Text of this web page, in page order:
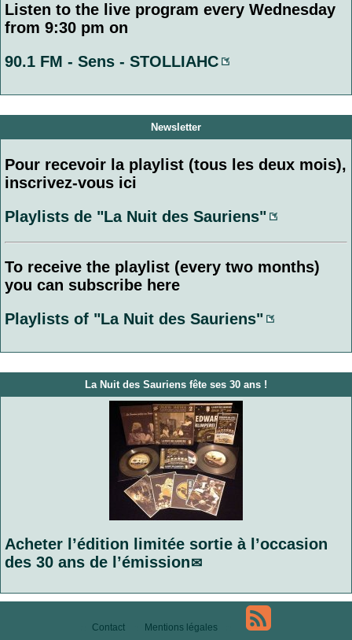
Listen to the live program every Wednesday
from 9:30 pm on
90.1 FM - Sens - STOLLIAHC
Newsletter
Pour recevoir la playlist (tous les deux mois),
inscrivez-vous ici
Playlists de "La Nuit des Sauriens"
To receive the playlist (every two months)
you can subscribe here
Playlists of "La Nuit des Sauriens"
La Nuit des Sauriens fête ses 30 ans !
Acheter l’édition limitée sortie à l’occasion
des 30 ans de l’émission
Contact Mentions légales